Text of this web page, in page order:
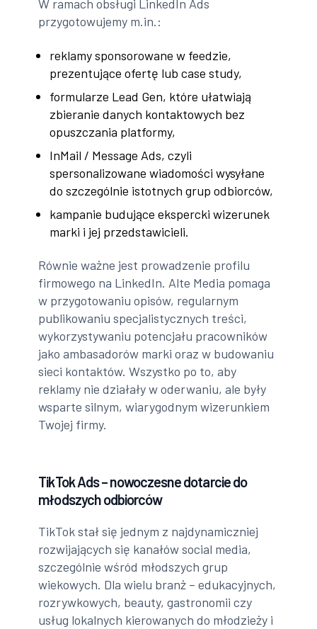
W ramach obsługi LinkedIn Ads
przygotowujemy m.in.:
reklamy sponsorowane w feedzie,
prezentujące ofertę lub case study,
formularze Lead Gen, które ułatwiają
zbieranie danych kontaktowych bez
opuszczania platformy,
InMail / Message Ads, czyli
spersonalizowane wiadomości wysyłane
do szczególnie istotnych grup odbiorców,
kampanie budujące ekspercki wizerunek
marki i jej przedstawicieli.
Równie ważne jest prowadzenie profilu
firmowego na LinkedIn. Alte Media pomaga
w przygotowaniu opisów, regularnym
publikowaniu specjalistycznych treści,
wykorzystywaniu potencjału pracowników
jako ambasadorów marki oraz w budowaniu
sieci kontaktów. Wszystko po to, aby
reklamy nie działały w oderwaniu, ale były
wsparte silnym, wiarygodnym wizerunkiem
Twojej firmy.
TikTok Ads – nowoczesne dotarcie do
młodszych odbiorców
TikTok stał się jednym z najdynamiczniej
rozwijających się kanałów social media,
szczególnie wśród młodszych grup
wiekowych. Dla wielu branż – edukacyjnych,
rozrywkowych, beauty, gastronomii czy
usług lokalnych kierowanych do młodzieży i